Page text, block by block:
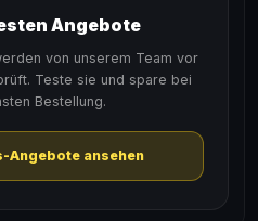
Angebote
von unserem Team vor
Teste sie und spare bei
Bestellung.
Angebote ansehen